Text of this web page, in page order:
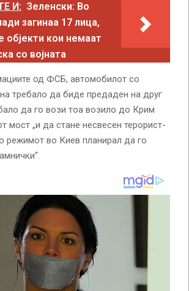
И: Зеленски: Во
загинаа 17 лица,
објекти кои немаат
со војната
од ФСБ, автомобилот со
требало да биде предаден на друг
да го вози тоа возило до Крим
мост „и да стане несвесен терорист-
режимот во Киев планирал да го